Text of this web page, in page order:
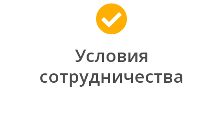
Условия
сотрудничества